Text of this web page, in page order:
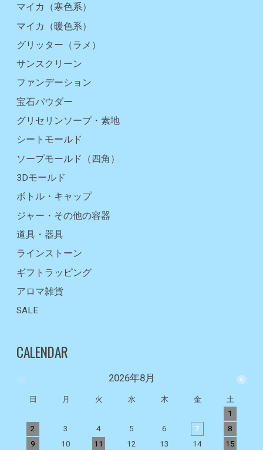
マイカ（寒色系）
マイカ（暖色系）
グリッター（ラメ）
サンスクリーン
ファンデーション
宝石パウダー
グリセリンソープ・素地
シートモールド
ソープモールド（四角）
3Dモールド
ボトル・キャップ
ジャー・その他の容器
道具・器具
ラインストーン
ギフトラッピング
アロマ雑貨
SALE
CALENDAR
2026年8月
日 月 火 水 木 金
土
1
2
3 4 5 6 7
8
9
10 11 12 13 14
15